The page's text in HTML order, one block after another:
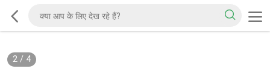
2/ 4